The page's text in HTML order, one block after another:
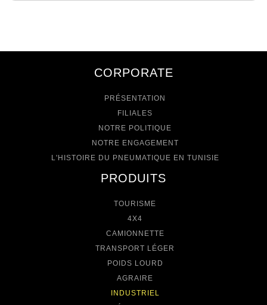
CORPORATE
PRÉSENTATION
FILIALES
NOTRE POLITIQUE
NOTRE ENGAGEMENT
L'HISTOIRE DU PNEUMATIQUE EN TUNISIE
PRODUITS
TOURISME
4X4
CAMIONNETTE
TRANSPORT LÉGER
POIDS LOURD
AGRAIRE
INDUSTRIEL